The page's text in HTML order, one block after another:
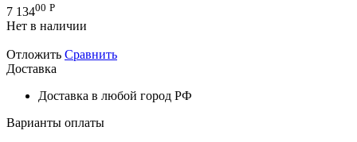
7 13400 Р
Нет в наличии
Отложить Сравнить
Доставка
Доставка в любой город РФ
Варианты оплаты